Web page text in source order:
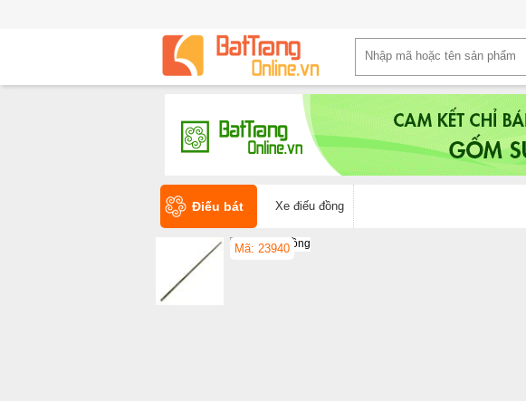
Điếu bát Xe điếu đồng
Mã: 23940